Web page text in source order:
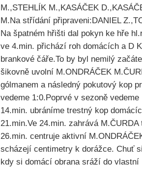
M.,STEHLÍK M.,KASÁČEK
M.Na střídání připraveni:DANIEL
Na špatném hřišti dal pokyn ke hře
ve 4.min. přichází roh domácích a D
brankové čáře.To by byl nemilý
šikovně uvolní M.ONDRÁČEK
gólmanem a následný pokutový kop
vedeme 1:0.Poprvé v sezoně
14.min. ubráníme trestný kop
21.min.Ve 24.min. zahrává
26.min. centruje aktivní
scházejí centimetry k dorážce. Chuť
kdy si domácí obrana sráží do vlastní